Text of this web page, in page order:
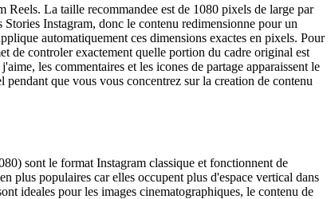
La taille recommandee est de 1080 pixels de large par
Instagram, donc le contenu redimensionne pour un
automatiquement ces dimensions exactes en pixels. Pour
de controler exactement quelle portion du cadre original est
les commentaires et les icones de partage apparaissent le
que vous vous concentrez sur la creation de contenu
sont le format Instagram classique et fonctionnent de
plus populaires car elles occupent plus d'espace vertical dans
ideales pour les images cinematographiques, le contenu de